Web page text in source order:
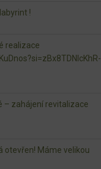
!
realizace
– zahájení revitalizace
otevřen! Máme velikou